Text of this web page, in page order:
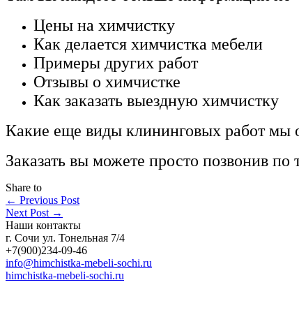
Цены на химчистку
Как делается химчистка мебели
Примеры других работ
Отзывы о химчистке
Как заказать выездную химчистку
Какие еще виды клининговых работ мы
Заказать вы можете просто позвонив
Share to
← Previous Post
Next Post →
Наши контакты
г. Сочи ул. Тонельная 7/4
+7(900)234-09-46
info@himchistka-mebeli-sochi.ru
himchistka-mebeli-sochi.ru